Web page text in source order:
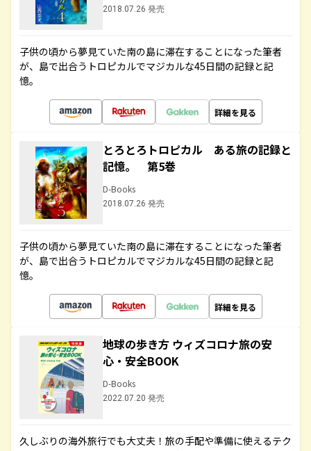
2018.07.26 発売
子供の頃から夢見ていた南の島に滞在することになった筆者
が、島で出合うトロピカルでマジカルな45日間の記録と記
憶。
詳細を見る
とろとろトロピカル ある旅の記録と
記憶。 第5巻
D-Books
2018.07.26 発売
子供の頃から夢見ていた南の島に滞在することになった筆者
が、島で出合うトロピカルでマジカルな45日間の記録と記
憶。
詳細を見る
地球の歩き方 ウィズコロナ旅の安
心・安全BOOK
D-Books
2022.07.20 発売
久しぶりの海外旅行でも大丈夫！旅の手配や準備に使えるテク